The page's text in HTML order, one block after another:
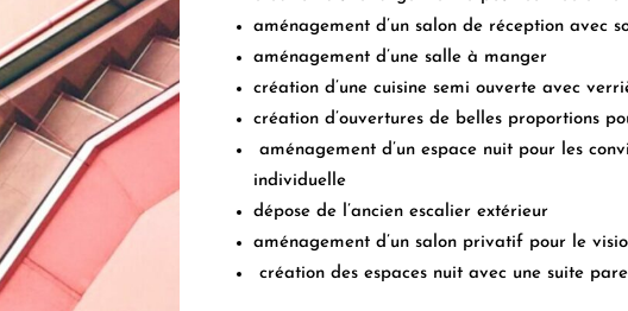
aménagement d’un salon de réception avec
aménagement d’une salle à manger
création d’une cuisine semi ouverte avec
création d’ouvertures de belles proportions
aménagement d’un espace nuit pour les
individuelle
dépose de l’ancien escalier extérieur
aménagement d’un salon privatif pour le
création des espaces nuit avec une suite